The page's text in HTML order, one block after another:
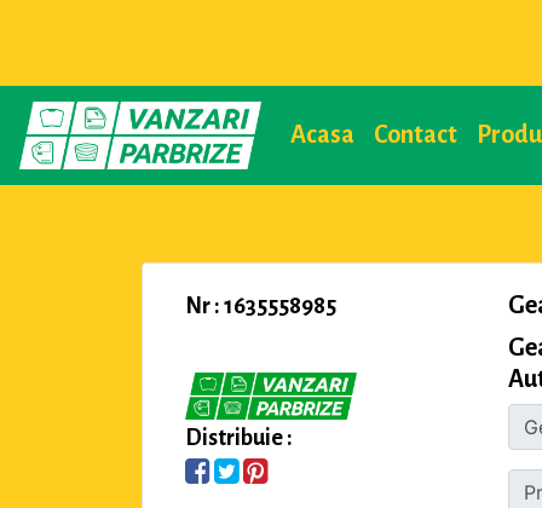
Acasa Contact
Nr : 1635558985
Distribuie :